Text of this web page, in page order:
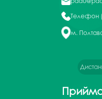
Телефон
м.